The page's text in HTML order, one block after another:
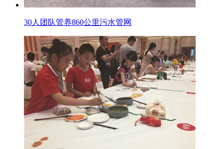
30人团队管养860公里污水管网